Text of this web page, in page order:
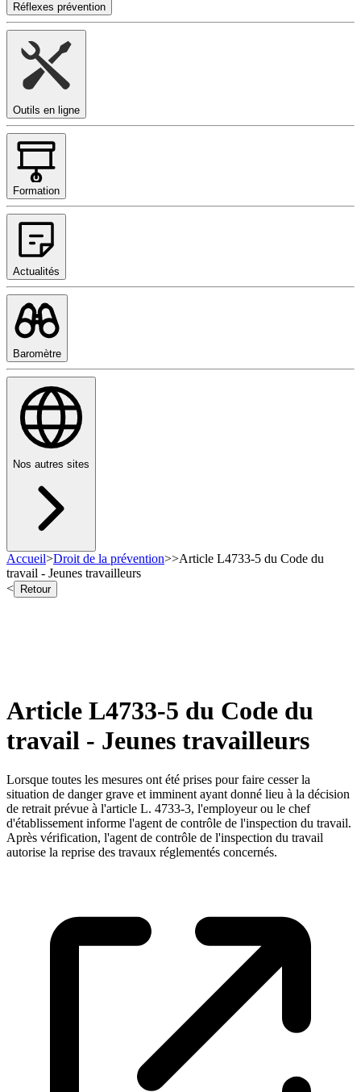
Réflexes prévention
Outils en ligne
Formation
Actualités
Baromètre
Nos autres sites
Accueil>Droit de la prévention>>Article L4733-5 du Code du
travail - Jeunes travailleurs
<
Retour
Article L4733-5 du Code du
travail - Jeunes travailleurs
Lorsque toutes les mesures ont été prises pour faire cesser la
situation de danger grave et imminent ayant donné lieu à la décision
de retrait prévue à l'article L. 4733-3, l'employeur ou le chef
d'établissement informe l'agent de contrôle de l'inspection du travail.
Après vérification, l'agent de contrôle de l'inspection du travail
autorise la reprise des travaux réglementés concernés.